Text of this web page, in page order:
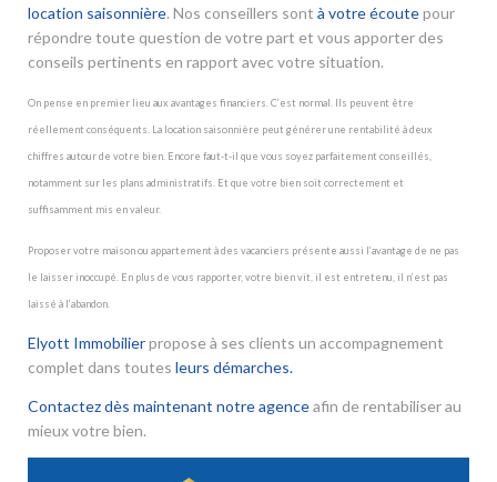
location saisonnière. Nos conseillers sont à votre écoutepour
répondre toute question de votre part et vous apporter des
conseils pertinents en rapport avec votre situation.
On pense en premier lieu aux avantages financiers. C’est normal. Ils peuvent être
réellement conséquents. La location saisonnière peut générer une rentabilité à deux
chiffres autour de votre bien. Encore faut-t-il que vous soyez parfaitement conseillés,
notamment sur les plans administratifs. Et que votre bien soit correctement et
suffisamment mis en valeur.
Proposer votre maison ou appartement à des vacanciers présente aussi l’avantage de ne pas
le laisser inoccupé. En plus de vous rapporter, votre bien vit, il est entretenu, il n’est pas
laissé à l’abandon.
Elyott Immobilierpropose à ses clients un accompagnement
complet dans toutes leurs démarches.
Contactez dès maintenant notre agenceafin de rentabiliser au
mieux votre bien.